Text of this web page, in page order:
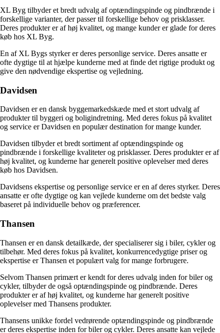
XL Byg tilbyder et bredt udvalg af optændingspinde og pindbrænde i
forskellige varianter, der passer til forskellige behov og prisklasser.
Deres produkter er af høj kvalitet, og mange kunder er glade for deres
køb hos XL Byg.
En af XL Bygs styrker er deres personlige service. Deres ansatte er
ofte dygtige til at hjælpe kunderne med at finde det rigtige produkt og
give den nødvendige ekspertise og vejledning.
Davidsen
Davidsen er en dansk byggemarkedskæde med et stort udvalg af
produkter til byggeri og boligindretning. Med deres fokus på kvalitet
og service er Davidsen en populær destination for mange kunder.
Davidsen tilbyder et bredt sortiment af optændingspinde og
pindbrænde i forskellige kvaliteter og prisklasser. Deres produkter er af
høj kvalitet, og kunderne har generelt positive oplevelser med deres
køb hos Davidsen.
Davidsens ekspertise og personlige service er en af deres styrker. Deres
ansatte er ofte dygtige og kan vejlede kunderne om det bedste valg
baseret på individuelle behov og præferencer.
Thansen
Thansen er en dansk detailkæde, der specialiserer sig i biler, cykler og
tilbehør. Med deres fokus på kvalitet, konkurrencedygtige priser og
ekspertise er Thansen et populært valg for mange forbrugere.
Selvom Thansen primært er kendt for deres udvalg inden for biler og
cykler, tilbyder de også optændingspinde og pindbrænde. Deres
produkter er af høj kvalitet, og kunderne har generelt positive
oplevelser med Thansens produkter.
Thansens unikke fordel vedrørende optændingspinde og pindbrænde
er deres ekspertise inden for biler og cykler. Deres ansatte kan vejlede